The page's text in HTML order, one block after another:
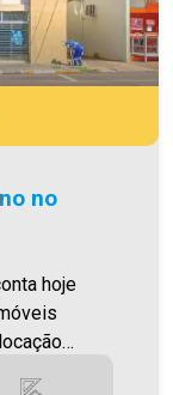
no